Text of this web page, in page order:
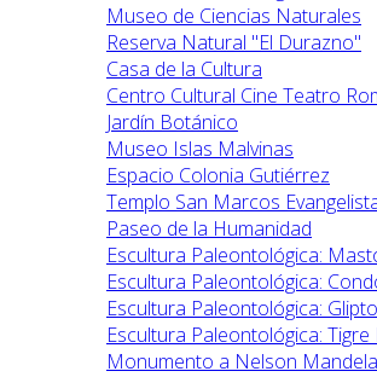
Museo de Ciencias Naturales
Reserva Natural "El Durazno"
Casa de la Cultura
Centro Cultural Cine Teatro
Jardín Botánico
Museo Islas Malvinas
Espacio Colonia Gutiérrez
Templo San Marcos
Paseo de la Humanidad
Escultura Paleontológica:
Escultura Paleontológica:
Escultura Paleontológica:
Escultura Paleontológica:
Monumento a Nelson Mandela